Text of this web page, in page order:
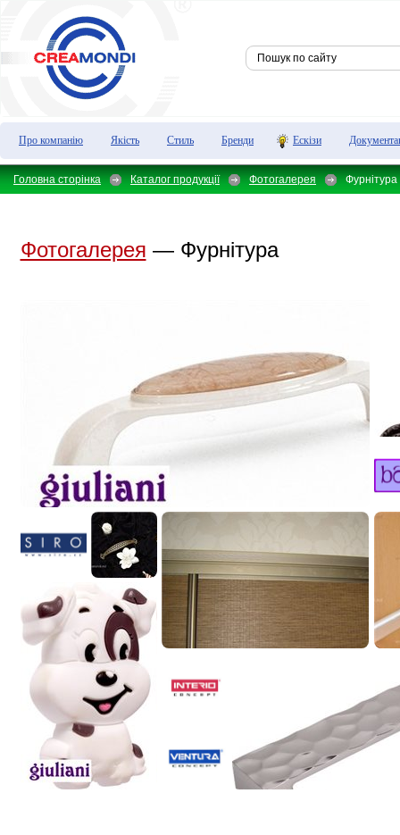
Про компанію Якість Стиль Бренди Ескізи
Головна сторінка Каталог продукції Фотогалерея Фурнітура
Фотогалерея — Фурнітура